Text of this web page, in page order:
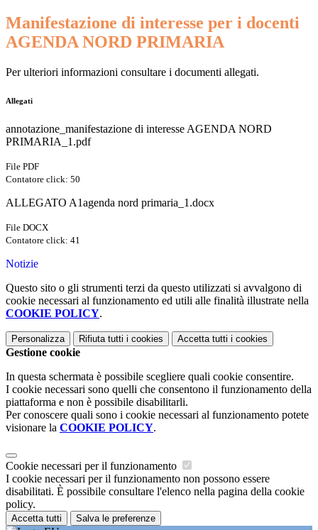
Manifestazione di interesse per i docenti
AGENDA NORD PRIMARIA
Per ulteriori informazioni consultare i documenti allegati.
Allegati
annotazione_manifestazione di interesse AGENDA NORD
PRIMARIA_1.pdf
File PDF
Contatore click: 50
ALLEGATO A1agenda nord primaria_1.docx
File DOCX
Contatore click: 41
Notizie
Questo sito o gli strumenti terzi da questo utilizzati si avvalgono di
cookie necessari al funzionamento ed utili alle finalità illustrate nella
COOKIE POLICY.
Personalizza Rifiuta tutti i cookies Accetta tutti i cookies
Gestione cookie
In questa schermata è possibile scegliere quali cookie consentire.
I cookie necessari sono quelli che consentono il funzionamento della
piattaforma e non è possibile disabilitarli.
Per conoscere quali sono i cookie necessari al funzionamento potete
visionare la COOKIE POLICY.
Cookie necessari per il funzionamento
I cookie necessari per il funzionamento non possono essere
disabilitati. È possibile consultare l'elenco nella pagina della cookie
policy.
Accetta tutti Salva le preferenze